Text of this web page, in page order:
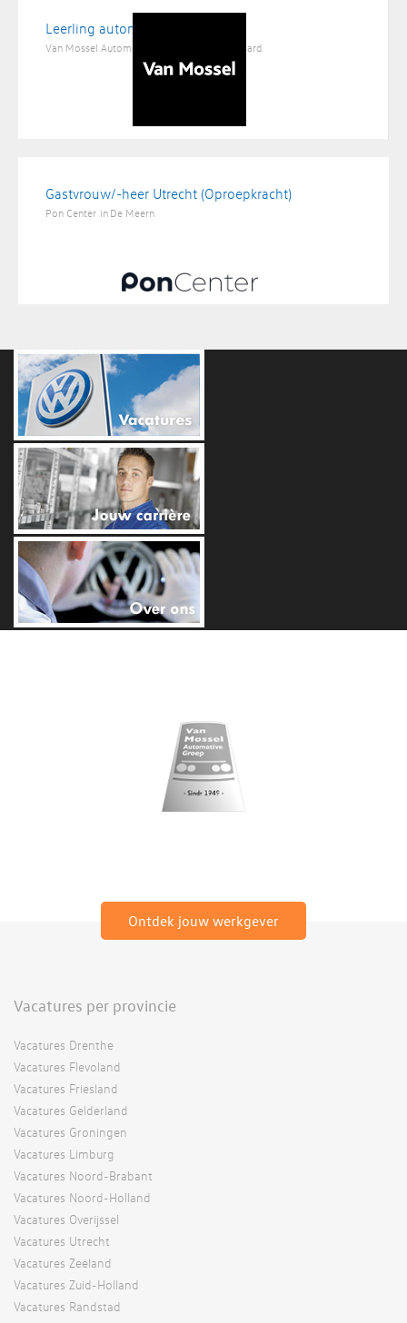
Leerling automonteur
Van Mossel Automotive Groep Valkenswaard
Gastvrouw/-heer Utrecht (Oproepkracht)
Pon Center in De Meern
Vacatures per provincie
Vacatures Drenthe
Vacatures Flevoland
Vacatures Friesland
Vacatures Gelderland
Vacatures Groningen
Vacatures Limburg
Vacatures Noord-Brabant
Vacatures Noord-Holland
Vacatures Overijssel
Vacatures Utrecht
Vacatures Zeeland
Vacatures Zuid-Holland
Vacatures Randstad
Ontdek jouw werkgever